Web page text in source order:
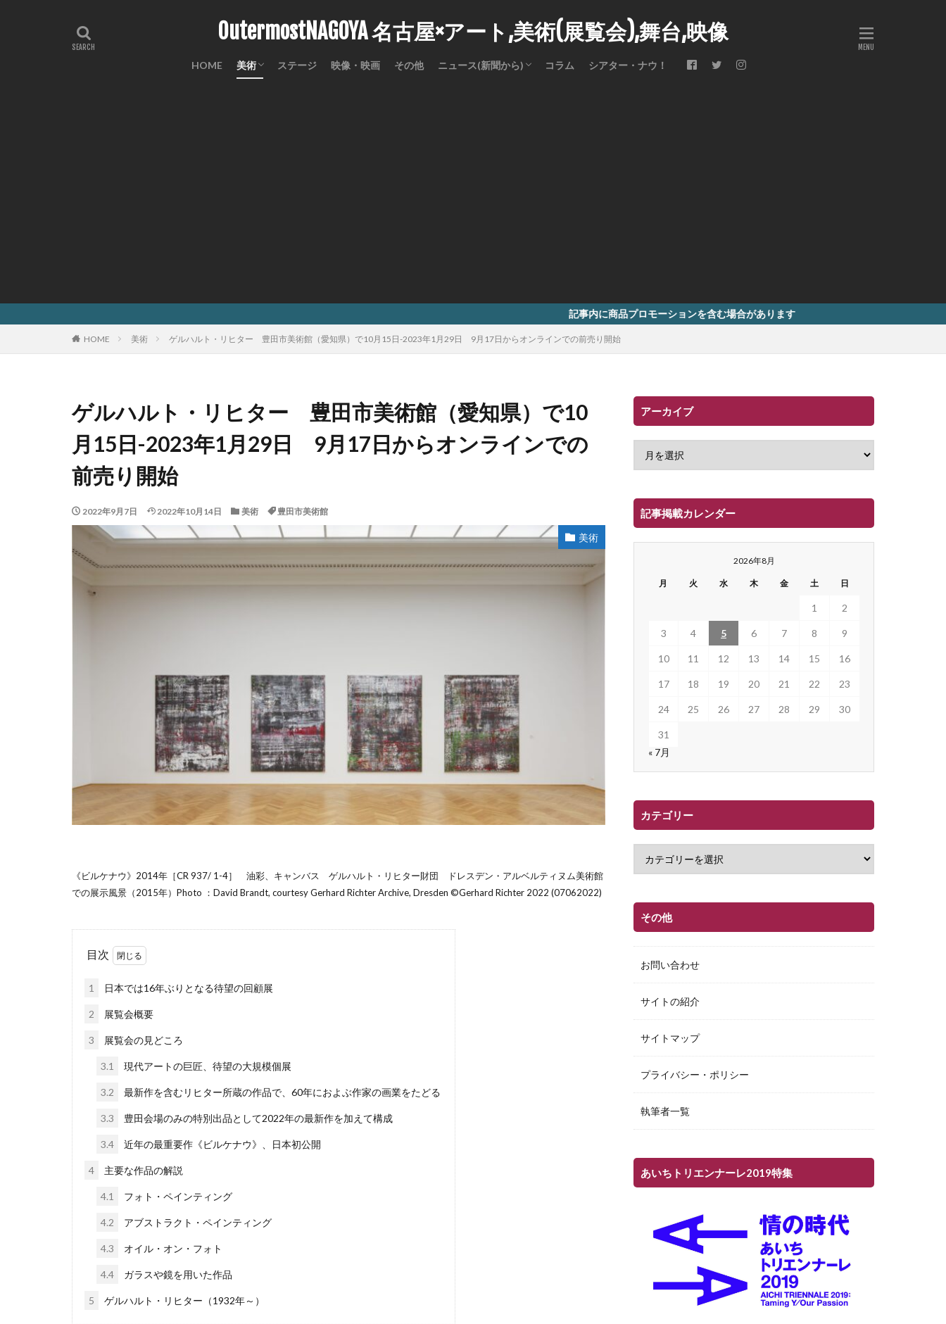
OutermostNAGOYA 名古屋×アート,美術(展覧会),舞台,映像
HOME 美術 ステージ 映像・映画 その他 ニュース(新聞から) コラム シアター・ナウ！
記事内に商品プロモーションを含む場合があります
HOME 美術 ゲルハルト・リヒター 豊田市美術館（愛知県）で10月15日-2023年1月29日 9月17日からオンラインでの前売り開始
ゲルハルト・リヒター 豊田市美術館（愛知県）で10
月15日-2023年1月29日 9月17日からオンラインでの
前売り開始
2022年9月7日 2022年10月14日 美術 豊田市美術館
美術
《ビルケナウ》2014年［CR 937/ 1-4］ 油彩、キャンバス ゲルハルト・リヒター財団 ドレスデン・アルベルティヌム美術館
での展示風景（2015年）Photo ：David Brandt, courtesy Gerhard Richter Archive, Dresden ©️Gerhard Richter 2022 (07062022)
目次
1 日本では16年ぶりとなる待望の回顧展
2 展覧会概要
3 展覧会の見どころ
3.1 現代アートの巨匠、待望の大規模個展
3.2 最新作を含むリヒター所蔵の作品で、60年におよぶ作家の画業をたどる
3.3 豊田会場のみの特別出品として2022年の最新作を加えて構成
3.4 近年の最重要作《ビルケナウ》、日本初公開
4 主要な作品の解説
4.1 フォト・ペインティング
4.2 アブストラクト・ペインティング
4.3 オイル・オン・フォト
4.4 ガラスや鏡を用いた作品
5 ゲルハルト・リヒター（1932年～）
アーカイブ
記事掲載カレンダー
2026年8月
月 火 水 木 金 土 日
1 2
3 4 5 6 7 8 9
10 11 12 13 14 15 16
17 18 19 20 21 22 23
24 25 26 27 28 29 30
31
« 7月
カテゴリー
その他
お問い合わせ
サイトの紹介
サイトマップ
プライバシー・ポリシー
執筆者一覧
あいちトリエンナーレ2019特集